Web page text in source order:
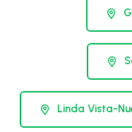
Linda Vista-